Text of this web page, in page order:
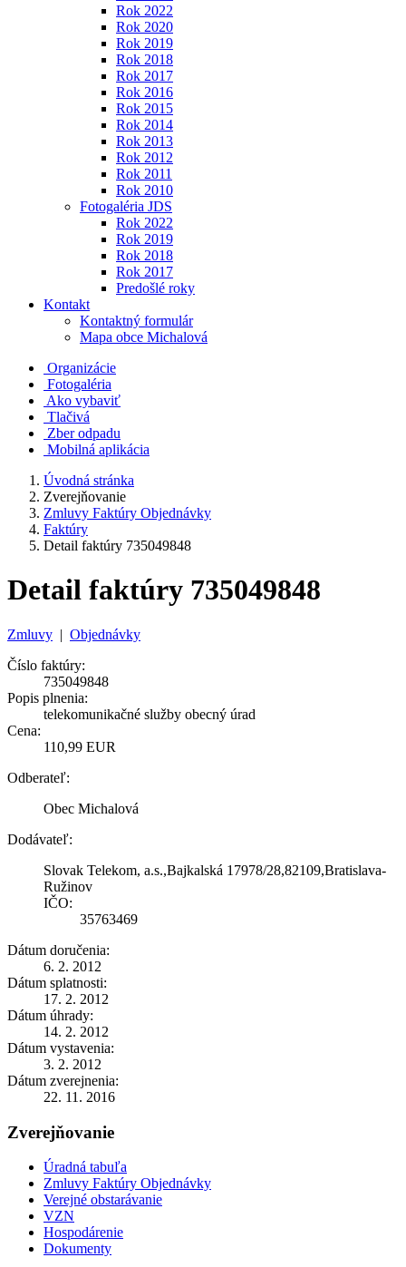
Rok 2022
Rok 2020
Rok 2019
Rok 2018
Rok 2017
Rok 2016
Rok 2015
Rok 2014
Rok 2013
Rok 2012
Rok 2011
Rok 2010
Fotogaléria JDS
Rok 2022
Rok 2019
Rok 2018
Rok 2017
Predošlé roky
Kontakt
Kontaktný formulár
Mapa obce Michalová
Organizácie
Fotogaléria
Ako vybaviť
Tlačivá
Zber odpadu
Mobilná aplikácia
Úvodná stránka
Zverejňovanie
Zmluvy Faktúry Objednávky
Faktúry
Detail faktúry 735049848
Detail faktúry 735049848
Zmluvy | Objednávky
Číslo faktúry:
735049848
Popis plnenia:
telekomunikačné služby obecný úrad
Cena:
110,99 EUR
Odberateľ:
Obec Michalová
Dodávateľ:
Slovak Telekom, a.s.,Bajkalská 17978/28,82109,Bratislava-
Ružinov
IČO:
35763469
Dátum doručenia:
6. 2. 2012
Dátum splatnosti:
17. 2. 2012
Dátum úhrady:
14. 2. 2012
Dátum vystavenia:
3. 2. 2012
Dátum zverejnenia:
22. 11. 2016
Zverejňovanie
Úradná tabuľa
Zmluvy Faktúry Objednávky
Verejné obstarávanie
VZN
Hospodárenie
Dokumenty